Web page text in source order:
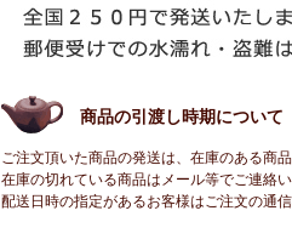
商品の引渡し時期について
ご注文頂いた商品の発送は、在庫のある商
在庫の切れている商品はメール等でご連絡
配送日時の指定があるお客様はご注文の通